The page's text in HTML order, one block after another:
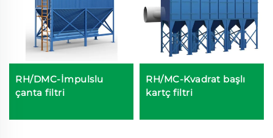
RH/DMC-İmpulslu
çanta filtri
RH/MC-Kvadrat başlı
kartç filtri